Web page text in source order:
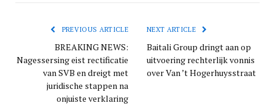
PREVIOUS ARTICLE
BREAKING NEWS:
Nagessersing eist rectificatie
van SVB en dreigt met
juridische stappen na
onjuiste verklaring
NEXT ARTICLE
Baitali Group dringt aan op
uitvoering rechterlijk vonnis
over Van ’t Hogerhuysstraat